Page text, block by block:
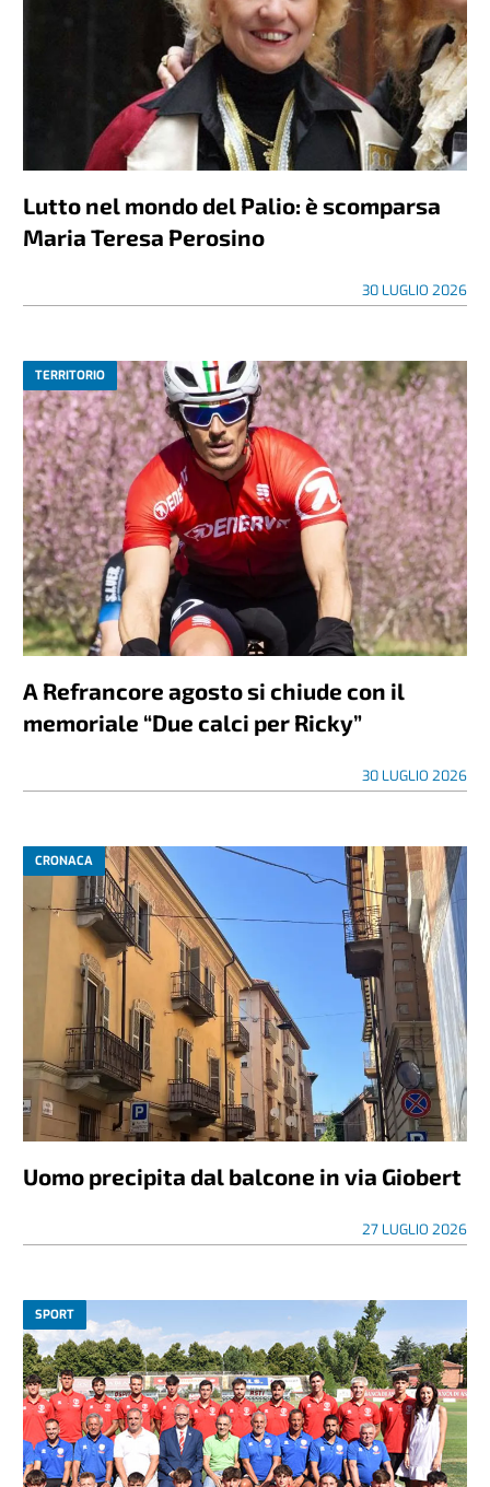
Lutto nel mondo del Palio: è scomparsa
Maria Teresa Perosino
30 LUGLIO 2026
TERRITORIO
A Refrancore agosto si chiude con il
memoriale “Due calci per Ricky”
30 LUGLIO 2026
CRONACA
Uomo precipita dal balcone in via Giobert
27 LUGLIO 2026
SPORT